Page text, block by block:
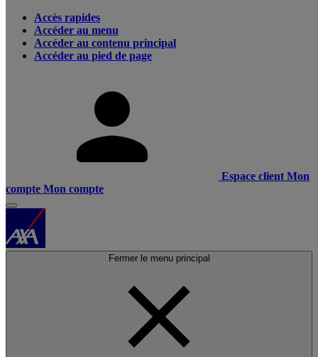
Accès rapides
Accéder au menu
Accéder au contenu principal
Accéder au pied de page
Espace client Mon
compte Mon compte
Fermer le menu principal